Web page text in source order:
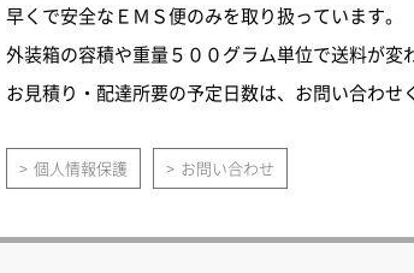
早くで安全なＥＭＳ便のみを取り扱っています。
外装箱の容積や重量５００グラム単位で送料が変
お見積り・配達所要の予定日数は、お問い合わせ
個人情報保護 お問い合わせ